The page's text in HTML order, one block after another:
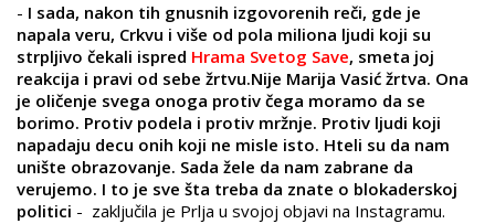
- I sada, nakon tih gnusnih izgovorenih reči, gde je
napala veru, Crkvu i više od pola miliona ljudi koji su
strpljivo čekali ispred Hrama Svetog Save, smeta joj
reakcija i pravi od sebe žrtvu.Nije Marija Vasić žrtva. Ona
je oličenje svega onoga protiv čega moramo da se
borimo. Protiv podela i protiv mržnje. Protiv ljudi koji
napadaju decu onih koji ne misle isto. Hteli su da nam
unište obrazovanje. Sada žele da nam zabrane da
verujemo. I to je sve šta treba da znate o blokaderskoj
politici - zaključila je Prlja u svojoj objavi na Instagramu.